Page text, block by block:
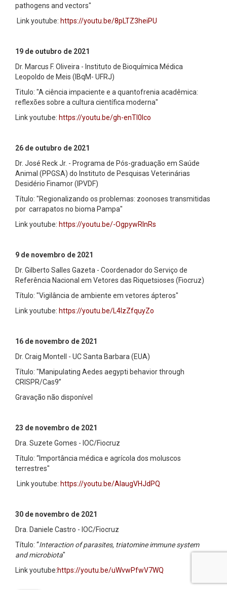
pathogens and vectors"
Link youtube: https://youtu.be/8pLTZ3heiPU
19 de outubro de 2021
Dr. Marcus F. Oliveira - Instituto de Bioquímica Médica
Leopoldo de Meis (IBqM- UFRJ)
Titulo: "A ciência impaciente e a quantofrenia acadêmica:
reflexões sobre a cultura científica moderna"
Link youtube: https://youtu.be/gh-enTI0Ico
26 de outubro de 2021
Dr. José Reck Jr. - Programa de Pós-graduação em Saúde
Animal (PPGSA) do Instituto de Pesquisas Veterinárias
Desidério Finamor (IPVDF)
Título: "Regionalizando os problemas: zoonoses transmitidas
por carrapatos no bioma Pampa"
Link youtube: https://youtu.be/-OgpywRInRs
9 de novembro de 2021
Dr. Gilberto Salles Gazeta - Coordenador do Serviço de
Referência Nacional em Vetores das Riquetsioses (Fiocruz)
Título: "Vigilância de ambiente em vetores ápteros"
Link youtube: https://youtu.be/L4lzZfquyZo
16 de novembro de 2021
Dr. Craig Montell - UC Santa Barbara (EUA)
Título: "Manipulating Aedes aegypti behavior through
CRISPR/Cas9”
Gravação não disponível
23 de novembro de 2021
Dra. Suzete Gomes - IOC/Fiocruz
Título: “Importância médica e agrícola dos moluscos
terrestres"
Link youtube: https://youtu.be/AlaugVHJdPQ
30 de novembro de 2021
Dra. Daniele Castro - IOC/Fiocruz
Título: “Interaction of parasites, triatomine immune system
and microbiota"
Link youtube:https://youtu.be/uWvwPfwV7WQ